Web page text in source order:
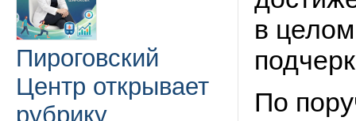
Пироговский
Центр открывает
рубрику
в
По